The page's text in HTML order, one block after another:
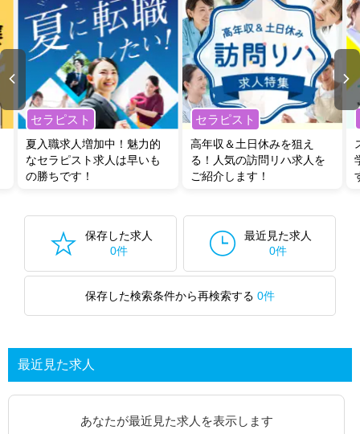
セラピスト
夏入職求人増加中！魅力的
なセラピスト求人は早いも
の勝ちです！
セラピスト
高年収＆土日休みを狙え
る！人気の訪問リハ求人を
ご紹介します！
保存した求人
0件
最近見た求人
0件
保存した検索条件から再検索する 0件
最近見た求人
あなたが最近見た求人を表示します